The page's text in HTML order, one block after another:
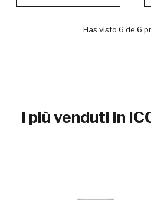
Has visto 6 de 6
I più venduti in